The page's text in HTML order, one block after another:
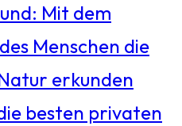
Mit dem
Menschen die
erkunden
besten privaten